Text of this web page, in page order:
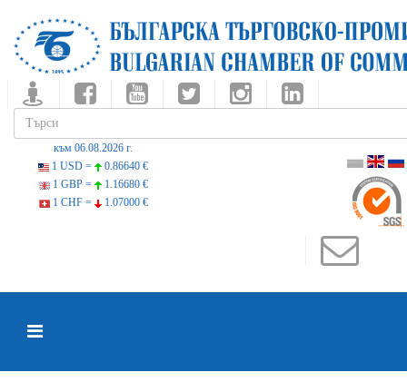
към 06.08.2026 г.
1 USD =
0.86640 €
1 GBP =
1.16680 €
1 CHF =
1.07000 €